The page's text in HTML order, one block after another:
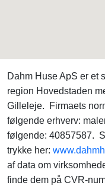
Dahm Huse ApS er et
region Hovedstaden
Gilleleje. Firmaets
følgende erhverv:
følgende: 40857587.
trykke her:
af data om
finde dem på CVR-